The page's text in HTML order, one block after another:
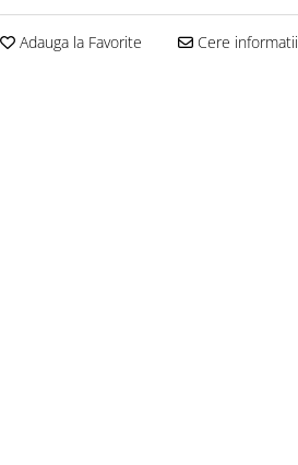
Adauga la Favorite Cere informatii